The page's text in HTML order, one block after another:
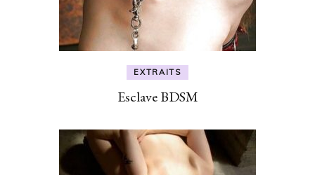
EXTRAITS
Esclave BDSM